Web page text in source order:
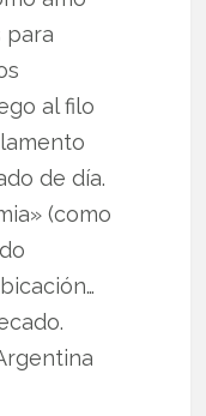
para
al filo
de día.
(como